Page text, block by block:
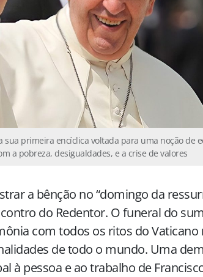
sua primeira encíclica voltada para uma noção de
a pobreza, desigualdades, e a crise de valores
a bênção no “domingo da
do Redentor. O funeral do
com todos os ritos do Vaticano
de todo o mundo. Uma
à pessoa e ao trabalho de